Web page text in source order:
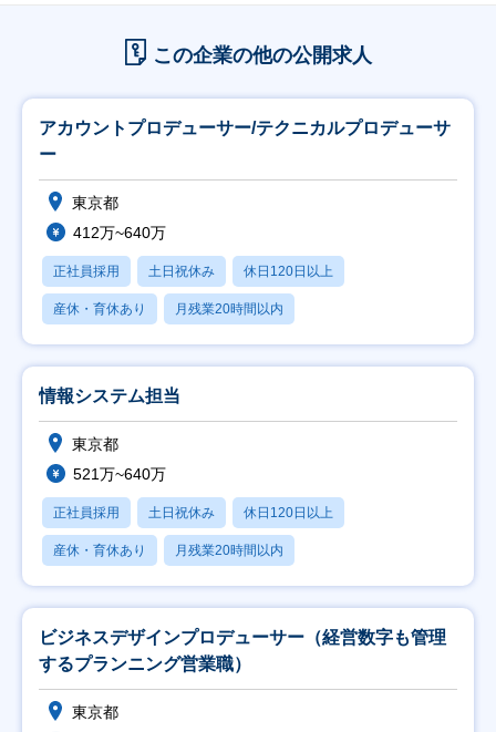
この企業の他の公開求人
アカウントプロデューサー/テクニカルプロデューサ
ー
東京都
412万~640万
正社員採用 土日祝休み 休日120日以上
産休・育休あり 月残業20時間以内
情報システム担当
東京都
521万~640万
正社員採用 土日祝休み 休日120日以上
産休・育休あり 月残業20時間以内
ビジネスデザインプロデューサー（経営数字も管理
するプランニング営業職）
東京都